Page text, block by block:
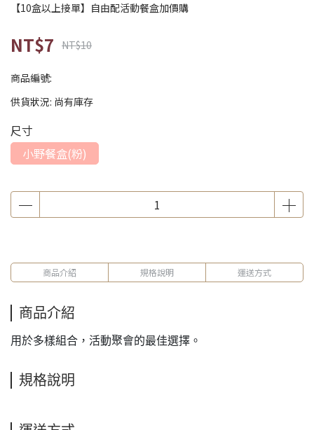
【10盒以上接單】自由配活動餐盒加價購
NT$7 NT$10
商品編號:
供貨狀況: 尚有庫存
尺寸
小野餐盒(粉)
商品介紹 規格說明 運送方式
商品介紹
用於多樣組合，活動聚會的最佳選擇。
規格說明